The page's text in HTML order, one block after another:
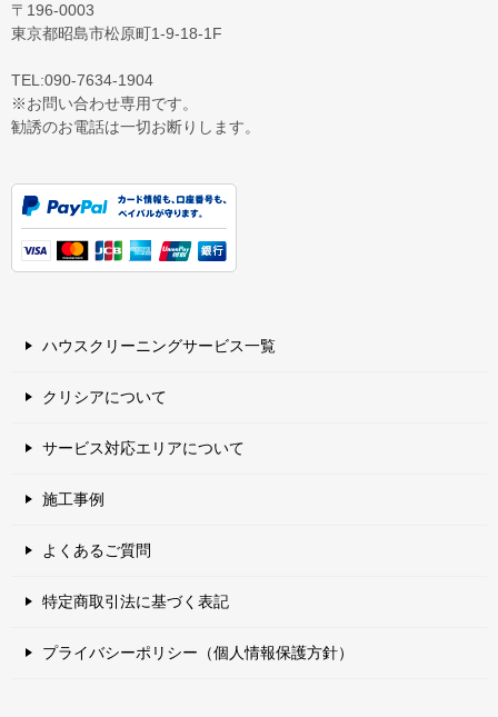
〒196-0003
東京都昭島市松原町1-9‐18‐1F
TEL:090-7634-1904
※お問い合わせ専用です。
勧誘のお電話は一切お断りします。
ハウスクリーニングサービス一覧
クリシアについて
サービス対応エリアについて
施工事例
よくあるご質問
特定商取引法に基づく表記
プライバシーポリシー（個人情報保護方針）